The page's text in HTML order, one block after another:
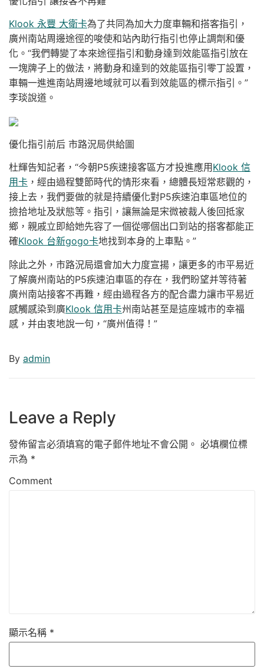
Klook 永豐 大衛卡為了共同為加大力度車輛和搭客指引，
廣州南站周邊途徑的唆使和站內助行指引也停止調劑和優
化。“我們轉變了本來途徑指引和動身達到效能區指引放在
一塊牌子上的做法，將動身和達到的效能區指引零丁設置，
車輛一進進南站周邊地域就可以看到效能區的標示指引。”
李琰說道。
優化指引前后 市路況局供給圖
杜輝告知記者，“今朝P5疾速接客區方才投進應用 Klook 信
用卡 ，經由過程雙節時代的情形來看，總體長短常悲觀的，
接上去，我們要做的就是持續優化對P5疾速泊車區地位的
撿拾地址及狀態等。指引，讓無論是宋微被裁人後回抵家
鄉，親戚立即給她先容了一個從哪個出口到站的搭客都能正
確Klook 台新gogo卡地找到本身的上車點。”
除此之外，市路況局還會加大力度宣揚，讓更多的市平易近
了解廣州南站的P5疾速泊車區的存在，我們盼望并等待著
廣州南站接客不再難，經由過程各方的配合盡力讓市平易近
感觸感染到廣Klook 信用卡州南站甚至是這座城市的幸福
感，并由衷地說一句，“廣州值得！”
By admin
Leave a Reply
發佈留言必須填寫的電子郵件地址不會公開。 必填欄位標
示為 *
Comment
顯示名稱 *